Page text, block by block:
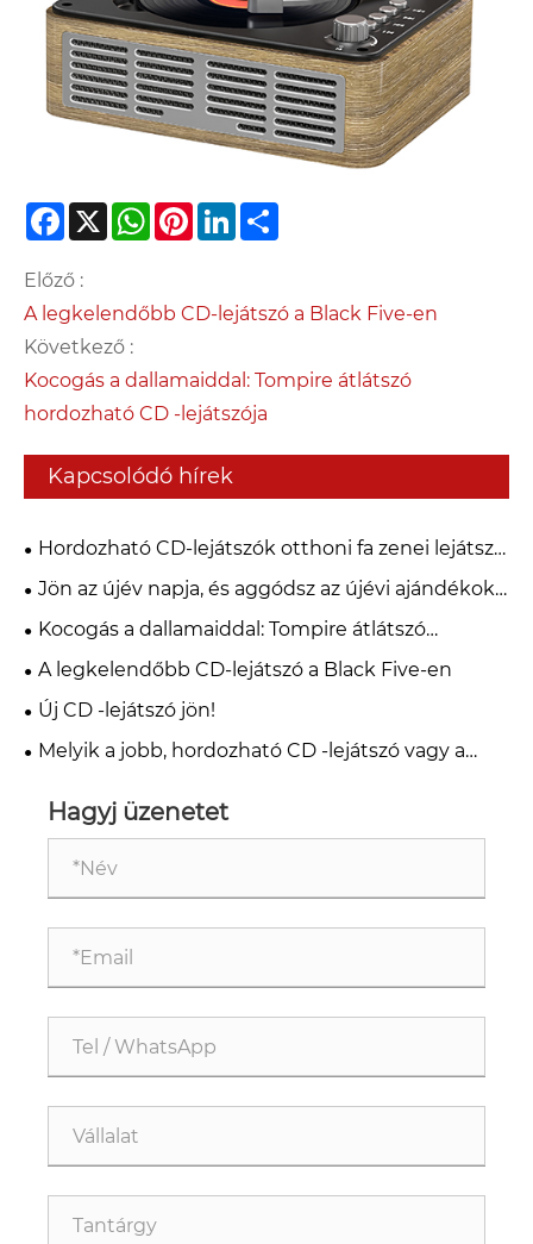
Facebook
X WhatsApp
PinterestLinkedIn
Előző :
A legkelendőbb CD-lejátszó a Black Five-en
Következő :
Kocogás a dallamaiddal: Tompire átlátszó
hordozható CD -lejátszója
Kapcsolódó hírek
Hordozható CD-lejátszók otthoni fa zenei lejátszó
FM Radio Homewired és Remote Control-Walnut
Brown számára
Jön az újév napja, és aggódsz az újévi ajándékok
miatt？
Kocogás a dallamaiddal: Tompire átlátszó
hordozható CD -lejátszója
A legkelendőbb CD-lejátszó a Black Five-en
Új CD -lejátszó jön!
Melyik a jobb, hordozható CD -lejátszó vagy a
Hagyj üzenetet